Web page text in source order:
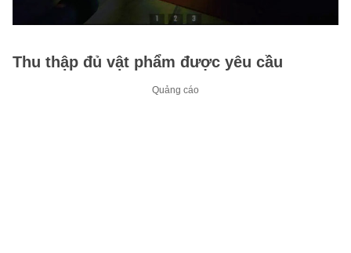
Thu thập đủ vật phẩm được yêu cầu